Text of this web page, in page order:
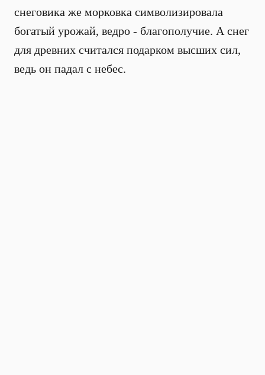
снеговика же морковка символизировала
богатый урожай, ведро - благополучие. А снег
для древних считался подарком высших сил,
ведь он падал с небес.